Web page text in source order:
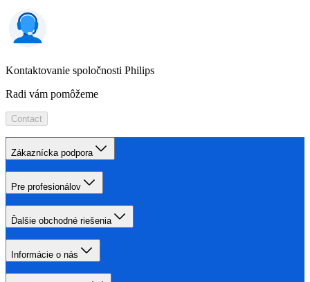
Kontaktovanie spoločnosti Philips
Radi vám pomôžeme
Contact
Zákaznícka podpora
Pre profesionálov
Ďalšie obchodné riešenia
Informácie o nás